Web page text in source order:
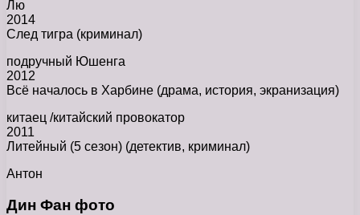
Лю
2014
След тигра (криминал)
подручный Юшенга
2012
Всё началось в Харбине (драма, история, экранизация)
китаец /китайский провокатор
2011
Литейный (5 сезон) (детектив, криминал)
Антон
Дин Фан фото